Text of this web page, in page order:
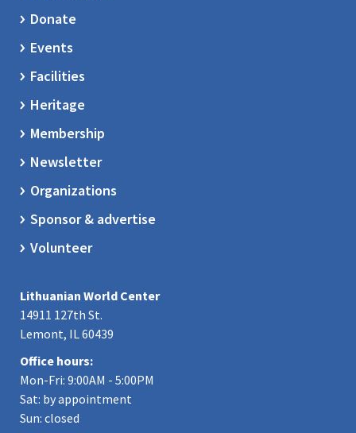
Donate
Events
Facilities
Heritage
Membership
Newsletter
Organizations
Sponsor & advertise
Volunteer
Lithuanian World Center
14911 127th St.
Lemont, IL 60439
Office hours:
Mon-Fri: 9:00AM - 5:00PM
Sat: by appointment
Sun: closed